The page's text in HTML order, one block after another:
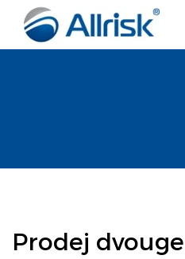
Prodej